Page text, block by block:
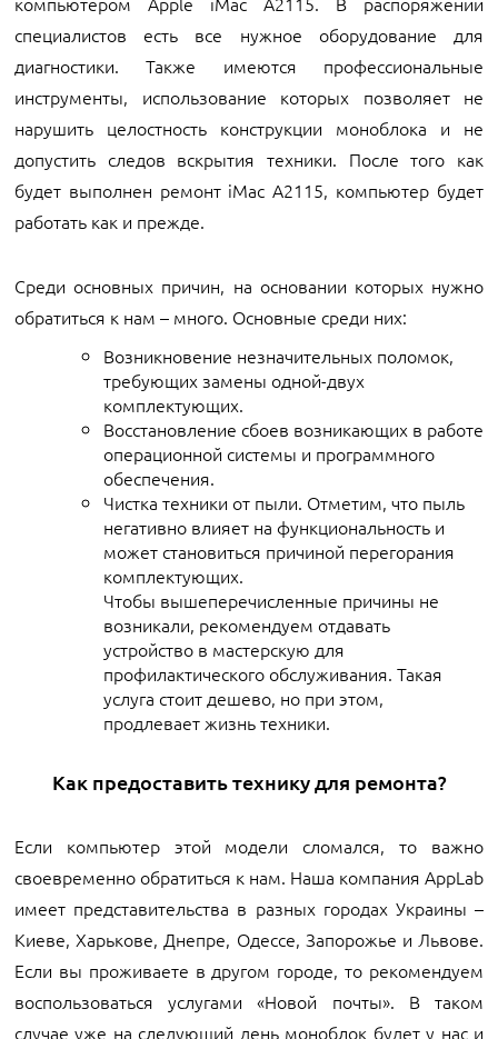
специалистов есть все нужное оборудование для
диагностики. Также имеются профессиональные
инструменты, использование которых позволяет не
нарушить целостность конструкции моноблока и не
допустить следов вскрытия техники. После того как
будет выполнен ремонт iMac A2115, компьютер будет
работать как и прежде.
Среди основных причин, на основании которых нужно
обратиться к нам – много. Основные среди них:
Возникновение незначительных поломок,
требующих замены одной-двух
комплектующих.
Восстановление сбоев возникающих в работе
операционной системы и программного
обеспечения.
Чистка техники от пыли. Отметим, что пыль
негативно влияет на функциональность и
может становиться причиной перегорания
комплектующих.
Чтобы вышеперечисленные причины не
возникали, рекомендуем отдавать
устройство в мастерскую для
профилактического обслуживания. Такая
услуга стоит дешево, но при этом,
продлевает жизнь техники.
Как предоставить технику для ремонта?
Если компьютер этой модели сломался, то важно
своевременно обратиться к нам. Наша компания AppLab
имеет представительства в разных городах Украины –
Киеве, Харькове, Днепре, Одессе, Запорожье и Львове.
Если вы проживаете в другом городе, то рекомендуем
воспользоваться услугами «Новой почты». В таком
случае уже на следующий день моноблок будет у нас и